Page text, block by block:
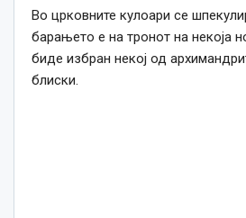
Во црковните кулоари се
барањето е на тронот на некоја
биде избран некој од
блиски.